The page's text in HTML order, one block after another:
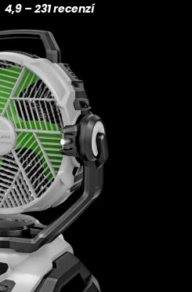
4,9 – 231 recenzí